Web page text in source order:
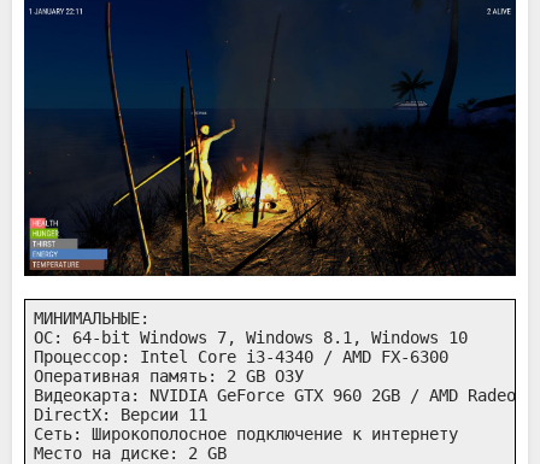
МИНИМАЛЬНЫЕ:
ОС: 64-bit Windows 7, Windows 8.1, Windows 10
Процессор: Intel Core i3-4340 / AMD FX-6300
Оперативная память: 2 GB ОЗУ
Видеокарта: NVIDIA GeForce GTX 960 2GB / AMD Radeon
DirectX: Версии 11
Сеть: Широкополосное подключение к интернету
Место на диске: 2 GB